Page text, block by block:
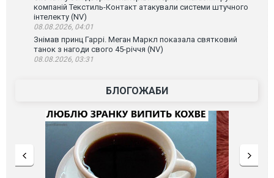
компаній Текстиль-Контакт атакували системи штучного
інтелекту (NV)
08.08.2026, 04:01
Знімав принц Гаррі. Меган Маркл показала святковий
танок з нагоди свого 45-річчя (NV)
08.08.2026, 03:31
БЛОГОЖАБИ